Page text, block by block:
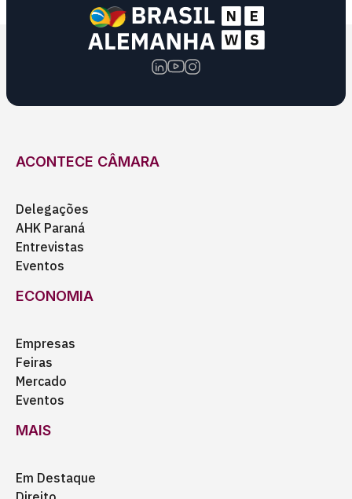
ACONTECE CÂMARA
Delegações
AHK Paraná
Entrevistas
Eventos
ECONOMIA
Empresas
Feiras
Mercado
Eventos
MAIS
Em Destaque